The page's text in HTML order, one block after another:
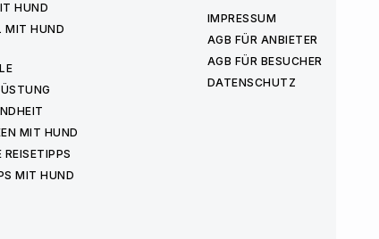
HUND
MIT HUND
MIT HUND
MIT HUND
IMPRESSUM
AGB FÜR ANBIETER
AGB FÜR BESUCHER
DATENSCHUTZ